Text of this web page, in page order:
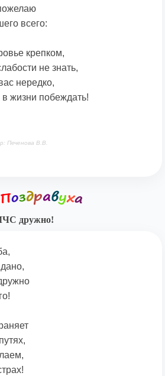
всего:
крепком,
не знать,
нередко,
жизни побеждать!
Печенова В.В.
дружно!